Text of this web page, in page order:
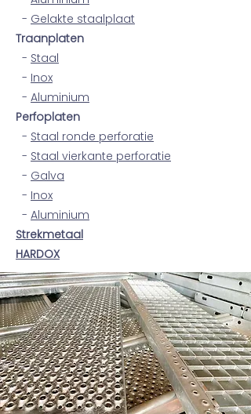
- Gelakte staalplaat
Traanplaten
- Staal
- Inox
- Aluminium
Perfoplaten
- Staal ronde perforatie
- Staal vierkante perforatie
- Galva
- Inox
- Aluminium
Strekmetaal
HARDOX